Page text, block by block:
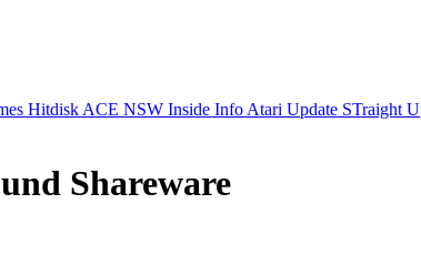
Hitdisk ACE NSW Inside Info Atari Update STraight
Shareware